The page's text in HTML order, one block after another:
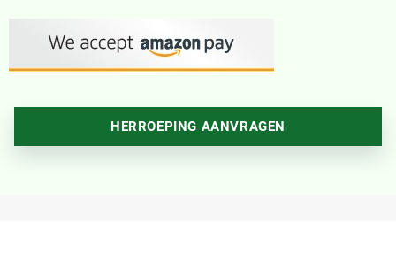
HERROEPING AANVRAGEN